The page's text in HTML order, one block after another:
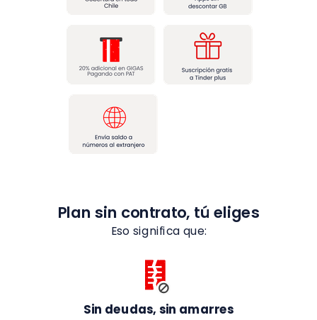
Plan sin contrato, tú eliges
Eso significa que:
Sin deudas, sin amarres